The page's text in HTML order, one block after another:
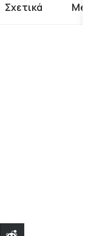
Σχετικά Media